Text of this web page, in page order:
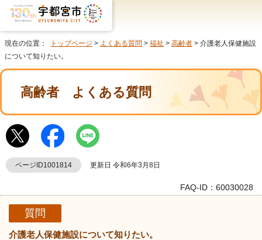
現在の位置： トップページ > よくある質問 > 福祉 > 高齢者 > 介護老人保健施設
について知りたい。
高齢者 よくある質問
ページID1001814 更新日 令和6年3月8日
FAQ-ID：60030028
質問
介護老人保健施設について知りたい。